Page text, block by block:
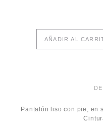
AÑADIR AL
Pantalón liso con pie, en